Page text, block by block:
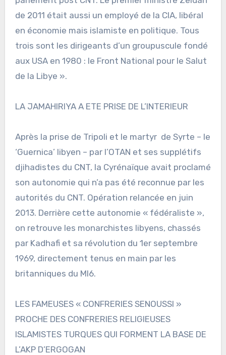
de 2011 était aussi un employé de la CIA, libéral
en économie mais islamiste en politique. Tous
trois sont les dirigeants d’un groupuscule fondé
aux USA en 1980 : le Front National pour le Salut
de la Libye ».
LA JAMAHIRIYA A ETE PRISE DE L’INTERIEUR
Après la prise de Tripoli et le martyr de Syrte – le
‘Guernica’ libyen – par l’OTAN et ses supplétifs
djihadistes du CNT, la Cyrénaïque avait proclamé
son autonomie qui n’a pas été reconnue par les
autorités du CNT. Opération relancée en juin
2013. Derrière cette autonomie « fédéraliste »,
on retrouve les monarchistes libyens, chassés
par Kadhafi et sa révolution du 1er septembre
1969, directement tenus en main par les
britanniques du MI6.
LES FAMEUSES « CONFRERIES SENOUSSI »
PROCHE DES CONFRERIES RELIGIEUSES
ISLAMISTES TURQUES QUI FORMENT LA BASE DE
L’AKP D’ERGOGAN